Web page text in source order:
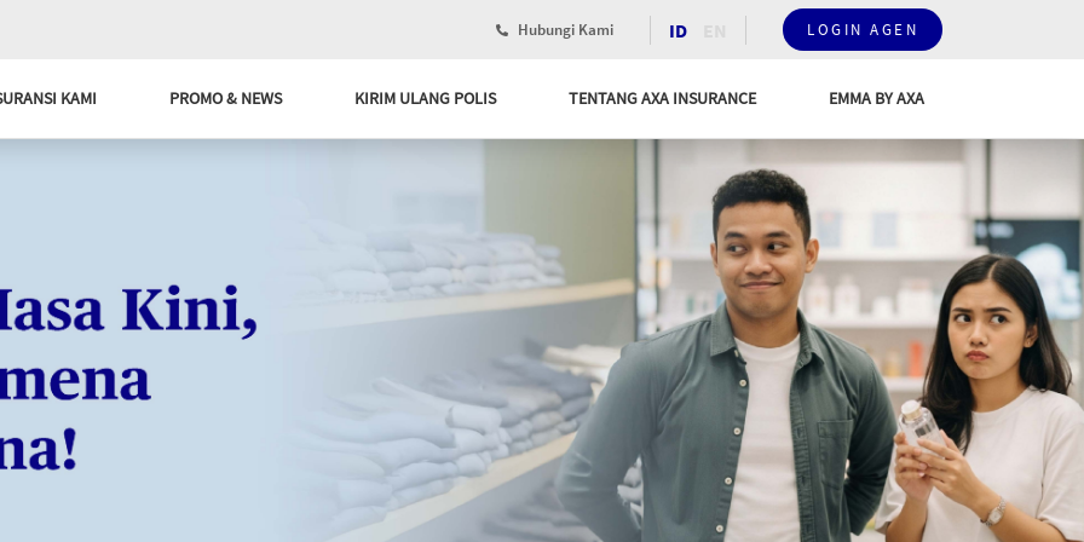
Hubungi Kami ID LOGIN AGEN
KAMI PROMO & NEWS KIRIM ULANG POLIS TENTANG AXA INSURANCE EMMA BY AXA